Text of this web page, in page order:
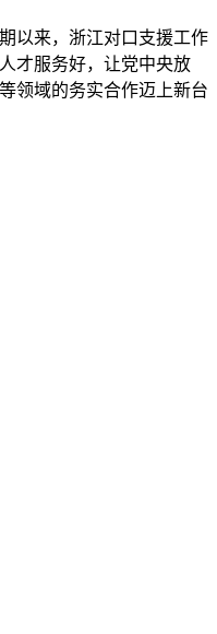
以来，浙江对口支援工作
才服务好，让党中央放
领域的务实合作迈上新台